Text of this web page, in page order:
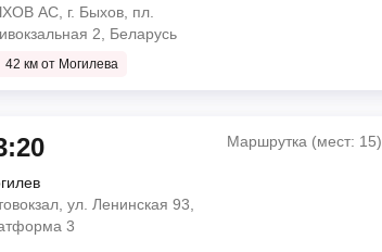
2,
90
ул. Станционная, 5,
мин
АС, г. Быхов, пл.
2, Беларусь
42 км от Могилева
90ул. Ленинская 93,
3
Маршрутка (мест: 15)